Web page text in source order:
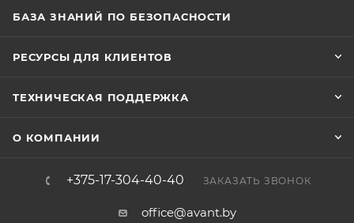
БАЗА ЗНАНИЙ ПО БЕЗОПАСНОСТИ
РЕСУРСЫ ДЛЯ КЛИЕНТОВ
ТЕХНИЧЕСКАЯ ПОДДЕРЖКА
О КОМПАНИИ
+375-17-304-40-40 ЗАКАЗАТЬ ЗВОНОК
office@avant.by